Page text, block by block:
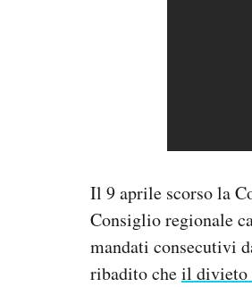
Il 9 aprile scorso la
Consiglio regionale
mandati consecutivi
ribadito cheil divieto